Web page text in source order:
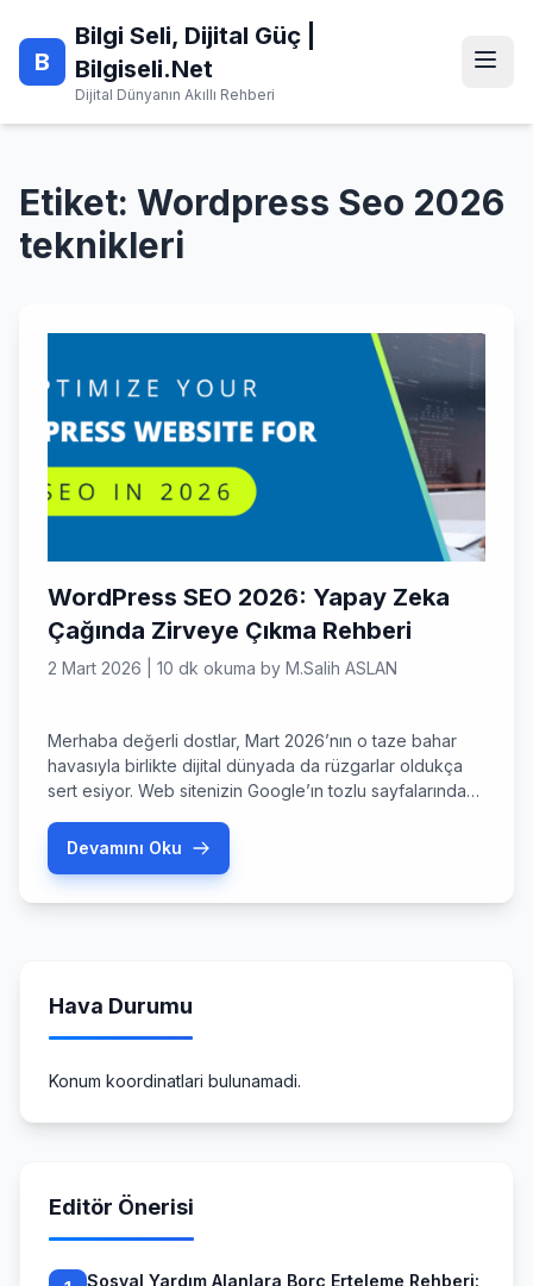
content
B
Bilgi Seli, Dijital Güç |
Bilgiseli.Net
Dijital Dünyanın Akıllı Rehberi
Etiket: Wordpress Seo 2026
teknikleri
WordPress SEO 2026: Yapay Zeka
Çağında Zirveye Çıkma Rehberi
2 Mart 2026 10 dk okuma by M.Salih ASLAN
Merhaba değerli dostlar, Mart 2026’nın o taze bahar
havasıyla birlikte dijital dünyada da rüzgarlar oldukça
sert esiyor. Web sitenizin Google’ın tozlu sayfalarında
dinamiklerine ayak uydurmanız artık bir seçenek değil,
zorunluluk haline geldi. Hatırlarsanız, birkaç yıl önce
Devamını Oku
Hava Durumu
Konum koordinatlari bulunamadi.
Editör Önerisi
Sosyal Yardım Alanlara Borç Erteleme Rehberi: